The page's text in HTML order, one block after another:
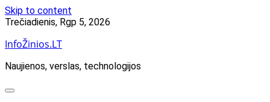
Skip to content
Trečiadienis, Rgp 5, 2026
InfoŽinios.LT
Naujienos, verslas, technologijos